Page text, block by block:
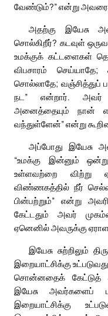
வேண்டும்?” என்று
அதற்கு இயேசு
சொல்கிறீர்? கடவுள்
உமக்குக் கட்டளைகள்
விபசாரம்
சொல்லாதே; வஞ்சித்துப்
நட” என்றார். அவர்
அனைத்தையும் நான் என்
வந்துள்ளேன்” என்று
அப்போது இயேசு
“உமக்கு இன்னும்
உள்ளவற்றை விற்று
விண்ணகத்தில் நீர்
பின்பற்றும்” என்று
கேட்டதும் அவர்
ஏனெனில் அவருக்கு
இயேசு சுற்றிலும்
இறையாட்சிக்கு
சொன்னதைக் கேட்டுத்
இயேசு அவர்களைப்
இறையாட்சிக்கு